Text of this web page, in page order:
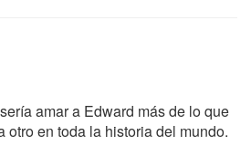
amar a Edward más de lo que
otro en toda la historia del mundo.